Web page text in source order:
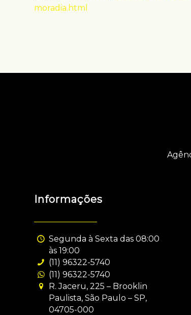
moradia.html
Informações
Segunda à Sexta das 08:00
às 19:00
(11) 96322-5740
(11) 96322-5740
R. Jaceru, 225 – Brooklin
Paulista, São Paulo – SP,
04705-000